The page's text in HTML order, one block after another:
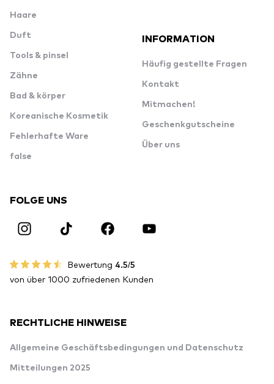
Haare
Duft
Tools & pinsel
Zähne
Bad & körper
Koreanische Kosmetik
Fehlerhafte Ware
false
INFORMATION
Häufig gestellte Fragen
Kontakt
Mitmachen!
Geschenkgutscheine
Über uns
FOLGE UNS
Bewertung 4.5/5
von über 1000 zufriedenen Kunden
RECHTLICHE HINWEISE
Allgemeine Geschäftsbedingungen und Datenschutz
Mitteilungen 2025